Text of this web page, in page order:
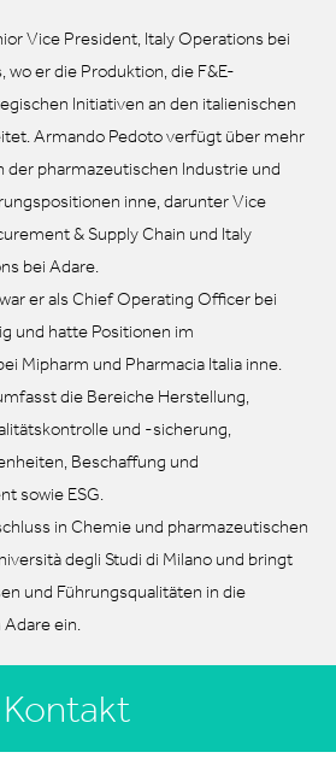
Vice President, Italy Operations bei
wo er die Produktion, die F&E-
Initiativen an den italienischen
Armando Pedoto verfügt über mehr
der pharmazeutischen Industrie und
inne, darunter Vice
& Supply Chain und Italy
bei Adare.
er als Chief Operating Officer bei
und hatte Positionen im
Mipharm und Pharmacia Italia inne.
die Bereiche Herstellung,
und -sicherung,
Beschaffung und
sowie ESG.
in Chemie und pharmazeutischen
degli Studi di Milano und bringt
und Führungsqualitäten in die
ein.
Kontakt